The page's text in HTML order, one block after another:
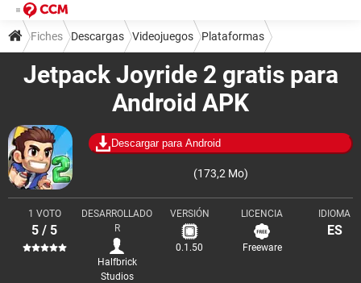
Jetpack Joyride 2 gratis para
Android APK
Descargar para Android
(173,2 Mo)
1 VOTO
5 / 5
DESARROLLADO
R
Halfbrick
Studios
VERSIÓN
0.1.50
LICENCIA
Freeware
IDIOMA
ES
Fiches Descargas Videojuegos Plataformas